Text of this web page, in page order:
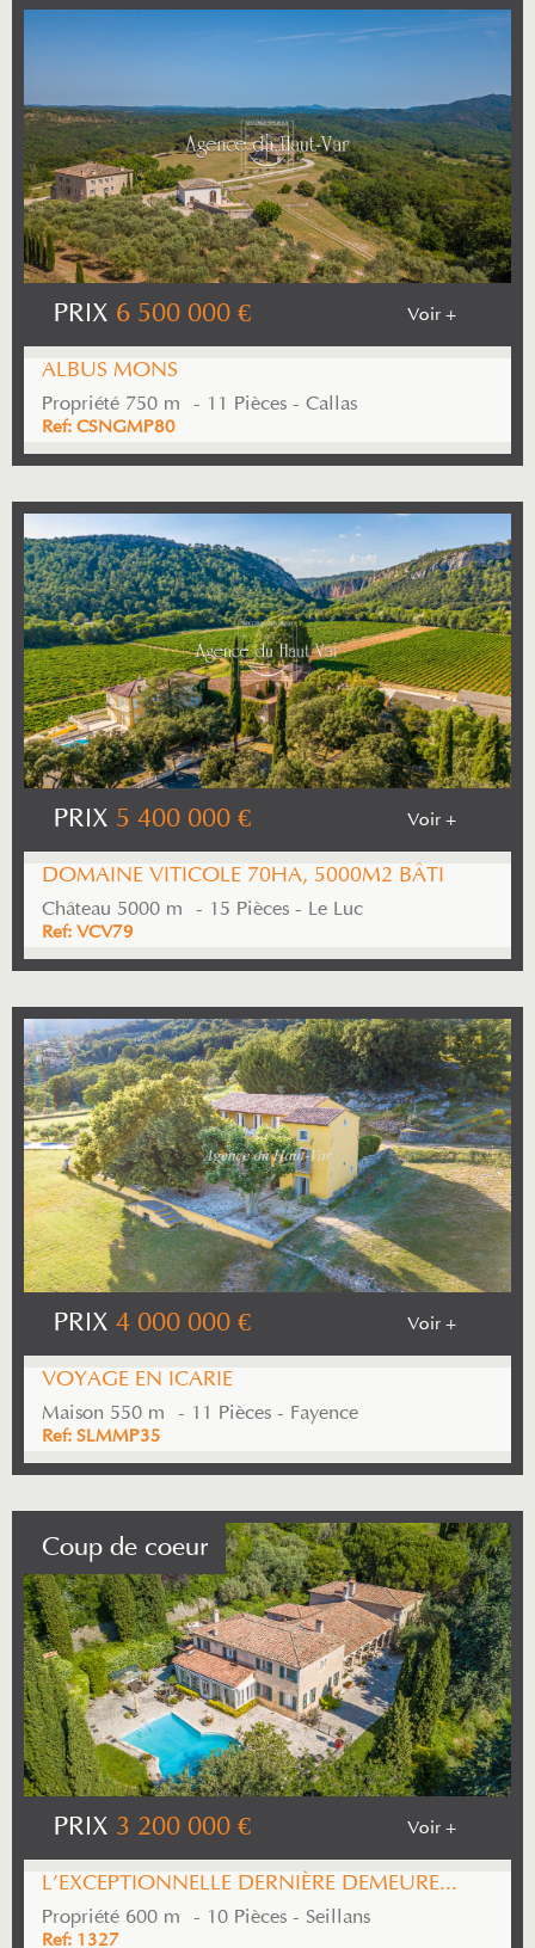
PRIX 6 500 000 € Voir +
ALBUS MONS
Propriété 750 m² - 11 Pièces - Callas
Ref: CSNGMP80
PRIX 5 400 000 € Voir +
DOMAINE VITICOLE 70HA, 5000M2 BÂTI
Château 5000 m² - 15 Pièces - Le Luc
Ref: VCV79
PRIX 4 000 000 € Voir +
VOYAGE EN ICARIE
Maison 550 m² - 11 Pièces - Fayence
Ref: SLMMP35
Coup de coeur
PRIX 3 200 000 € Voir +
L'EXCEPTIONNELLE DERNIÈRE DEMEURE...
Propriété 600 m² - 10 Pièces - Seillans
Ref: 1327